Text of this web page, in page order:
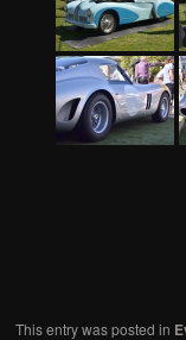
This entry was posted in